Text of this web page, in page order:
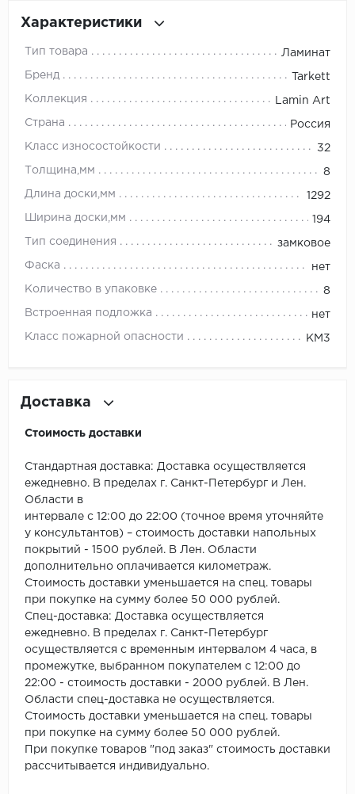
Next Step
Novafloor
Primavera
ROYCE
SPC
SPC Flooring
SPC Ideal Flooring
SPC Kronostep
SPC Promo
TANTO
Tarkett
Tulesna
Характеристики
Тип товара Ламинат
Бренд Tarkett
Коллекция Lamin Art
Страна Россия
Класс износостойкости 32
Толщина,мм 8
Длина доски,мм 1292
Ширина доски,мм 194
Тип соединения замковое
Фаска нет
Количество в упаковке 8
Встроенная подложка нет
Класс пожарной опасности КМ3
Доставка
Стоимость доставки
Стандартная доставка: Доставка осуществляется
ежедневно. В пределах г. Санкт-Петербург и Лен.
Области в
интервале с 12:00 до 22:00 (точное время уточняйте
у консультантов) – стоимость доставки напольных
покрытий - 1500 рублей. В Лен. Области
дополнительно оплачивается километраж.
Стоимость доставки уменьшается на спец. товары
при покупке на сумму более 50 000 рублей.
Спец-доставка: Доставка осуществляется
ежедневно. В пределах г. Санкт-Петербург
осуществляется с временным интервалом 4 часа, в
промежутке, выбранном покупателем с 12:00 до
22:00 - стоимость доставки - 2000 рублей. В Лен.
Области спец-доставка не осуществляется.
Стоимость доставки уменьшается на спец. товары
при покупке на сумму более 50 000 рублей.
При покупке товаров "под заказ" стоимость доставки
рассчитывается индивидуально.